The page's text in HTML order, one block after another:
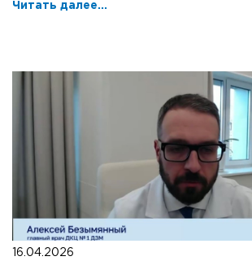
Читать далее...
16.04.2026